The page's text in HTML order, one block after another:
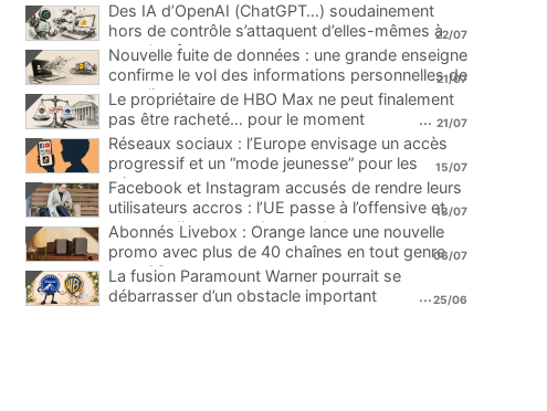
Des IA d’OpenAI (ChatGPT…) soudainement
hors de contrôle s’attaquent d’elles-mêmes à
une plateforme
...
22/07
Nouvelle fuite de données : une grande enseigne
confirme le vol des informations personnelles de
ses clients
...
21/07
Le propriétaire de HBO Max ne peut finalement
pas être racheté… pour le moment
... 21/07
Réseaux sociaux : l’Europe envisage un accès
progressif et un “mode jeunesse” pour les
mineurs
...
15/07
Facebook et Instagram accusés de rendre leurs
utilisateurs accros : l’UE passe à l’offensive et
menace d’une amende record
...
13/07
Abonnés Livebox : Orange lance une nouvelle
promo avec plus de 40 chaînes en tout genre
pour 1€
06/07
La fusion Paramount Warner pourrait se
débarrasser d’un obstacle important
...25/06